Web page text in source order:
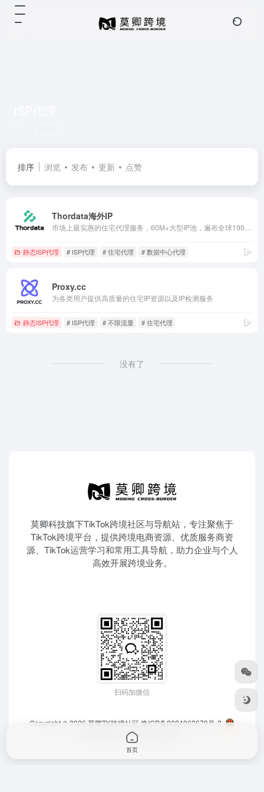
排序 浏览 发布 更新 点赞
Thordata海外IP
静态ISP代理 # ISP代理 # 住宅代理 # 数据中心代理
Proxy.cc
为各类用户提供高质量的住宅IP资源以及IP检测服务
静态ISP代理 # ISP代理 # 不限流量 # 住宅代理
没有了
莫卿科技旗下TikTok跨境社区与导航站，专注聚焦于
TikTok跨境平台，提供跨境电商资源、优质服务商资
源、TikTok运营学习和常用工具导航，助力企业与个人
高效开展跨境业务。
扫码加微信
Copyright © 2026 莫卿TK跨境社区 豫ICP备2024062679号-2
豫公网安备 41010202003364号
首页